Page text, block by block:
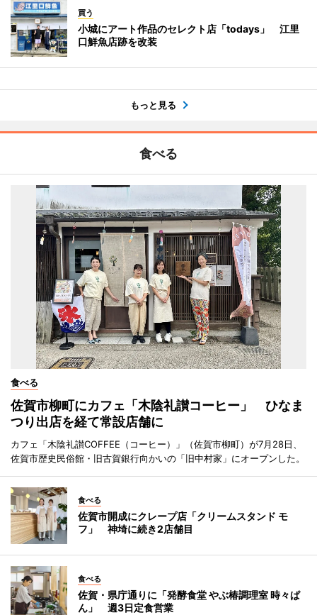
買う
小城にアート作品のセレクト店「todays」 江里
口鮮魚店跡を改装
もっと見る
食べる
食べる
佐賀市柳町にカフェ「木陰礼讃コーヒー」 ひなま
つり出店を経て常設店舗に
カフェ「木陰礼讃COFFEE（コーヒー）」（佐賀市柳町）が7月28日、
佐賀市歴史民俗館・旧古賀銀行向かいの「旧中村家」にオープンした。
食べる
佐賀市開成にクレープ店「クリームスタンド モ
フ」 神埼に続き2店舗目
食べる
佐賀・県庁通りに「発酵食堂 やぶ椿調理室 時々ぱ
ん」 週3日定食営業